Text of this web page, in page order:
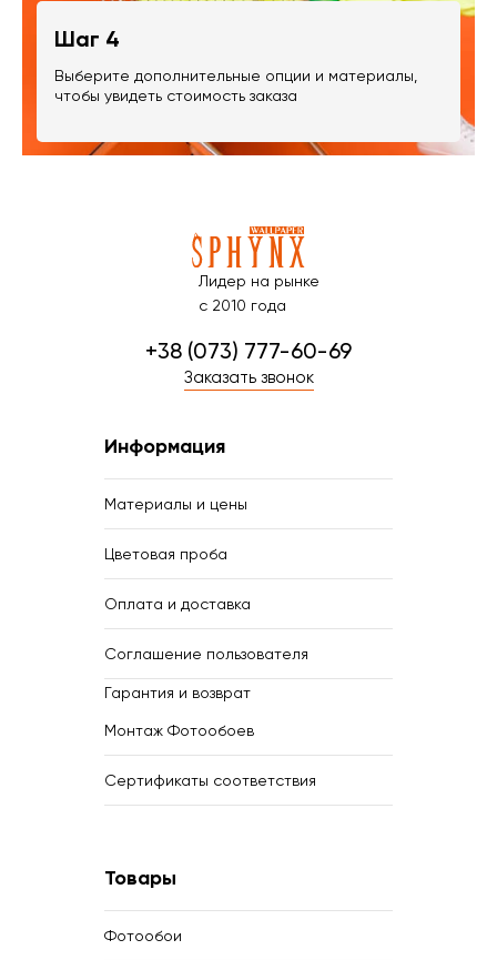
Шаг 4
Выберите дополнительные опции и материалы,
чтобы увидеть стоимость заказа
Лидер на рынке
с 2010 года
+38 (073) 777-60-69
Заказать звонок
Информация
Материалы и цены
Цветовая проба
Оплата и доставка
Соглашение пользователя
Гарантия и возврат
Монтаж Фотообоев
Сертификаты соответствия
Товары
Фотообои